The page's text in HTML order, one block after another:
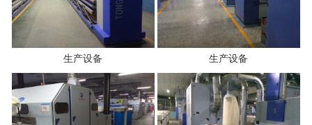
生产设备 生产设备